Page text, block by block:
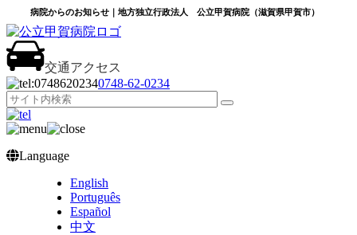
病院からのお知らせ｜地方独立行政法人 公立甲賀病院（滋賀県甲賀市）
交通アクセス
0748‐62‐0234
Language
English
Português
Español
中文